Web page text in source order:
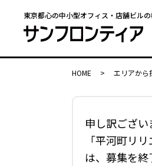
東京都心の中小型オフィス・店舗ビル
HOME > エリアから
申し訳ござい
「平河町リ
は、募集を終